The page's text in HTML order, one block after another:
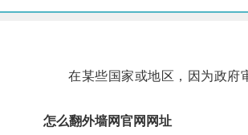
在某些国家或地区，因为政府审
怎么翻外墙网官网网址